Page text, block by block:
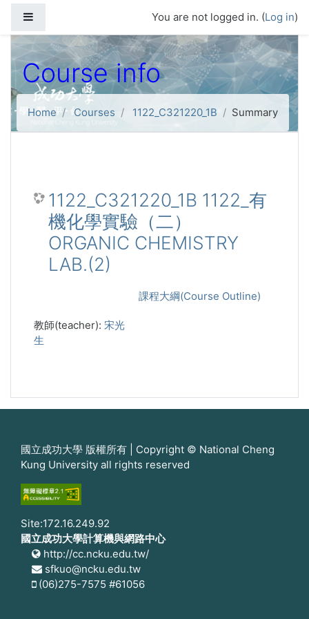
You are not logged in. (Log in)
Course info
Home Courses 1122_C321220_1B Summary
1122_C321220_1B 1122_有
機化學實驗（二）
ORGANIC CHEMISTRY
LAB.(2)
課程大綱(Course Outline)
教師(teacher): 宋光
生
國立成功大學 版權所有 | Copyright © National Cheng
Kung University all rights reserved
Site:172.16.249.92
國立成功大學計算機與網路中心
http://cc.ncku.edu.tw/
sfkuo@ncku.edu.tw
(06)275-7575 #61056